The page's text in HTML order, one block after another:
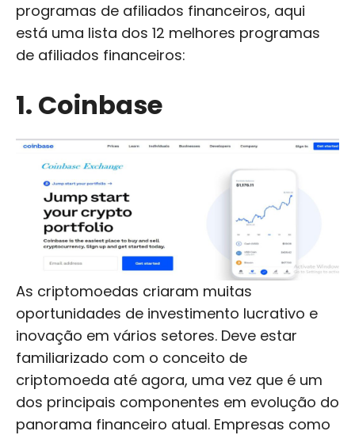
programas de afiliados financeiros, aqui
está uma lista dos 12 melhores programas
de afiliados financeiros:
1. Coinbase
As criptomoedas criaram muitas
oportunidades de investimento lucrativo e
inovação em vários setores. Deve estar
familiarizado com o conceito de
criptomoeda até agora, uma vez que é um
dos principais componentes em evolução do
panorama financeiro atual. Empresas como